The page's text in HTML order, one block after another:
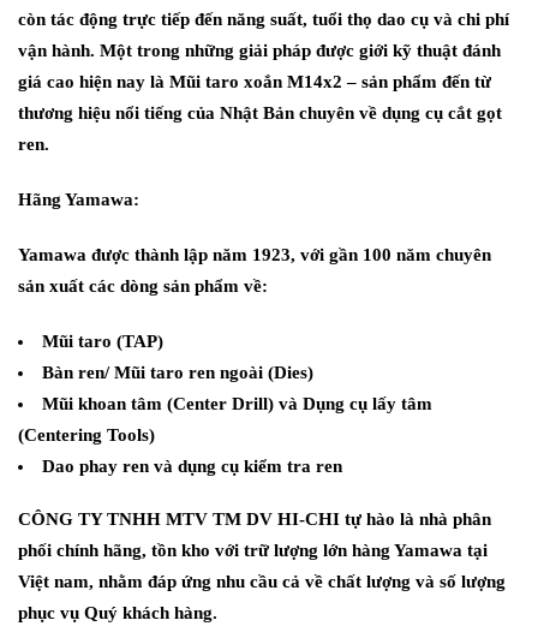
còn tác động trực tiếp đến năng suất, tuổi thọ dao cụ và chi phí
vận hành. Một trong những giải pháp được giới kỹ thuật đánh
giá cao hiện nay là Mũi taro xoắn M14x2 – sản phẩm đến từ
thương hiệu nổi tiếng của Nhật Bản chuyên về dụng cụ cắt gọt
ren.
Hãng Yamawa:
Yamawa được thành lập năm 1923, với gần 100 năm chuyên
sản xuất các dòng sản phẩm về:
Mũi taro (TAP)
Bàn ren/ Mũi taro ren ngoài (Dies)
Mũi khoan tâm (Center Drill) và Dụng cụ lấy tâm
(Centering Tools)
Dao phay ren và dụng cụ kiểm tra ren
CÔNG TY TNHH MTV TM DV HI-CHI tự hào là nhà phân
phối chính hãng, tồn kho với trữ lượng lớn hàng Yamawa tại
Việt nam, nhằm đáp ứng nhu cầu cả về chất lượng và số lượng
phục vụ Quý khách hàng.